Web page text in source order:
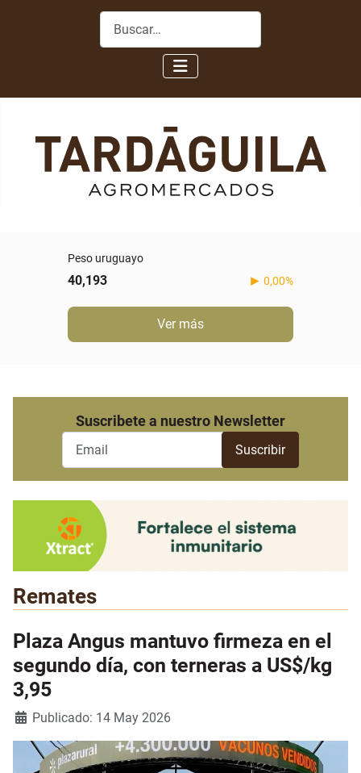
Buscar
Peso uruguayo
40,193 0,00%
Ver más
Suscribete a nuestro Newsletter
Remates
Plaza Angus mantuvo firmeza en el
segundo día, con terneras a US$/kg
3,95
Detalles
Publicado: 14 May 2026